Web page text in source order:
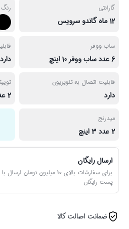
گارانتی
12 ماه گاندو سرویس
رنگ
ساب ووفر
6 عدد ساب ووفر 10 اینچ دارد
قابلیت اتصال به تلویزیون
دارد 2 عدد 1 اینچ
میدرنج
2 عدد 3 اینچ
ارسال رایگان
برای سفارشات بالای 10 میلیون تومان ارسال با
پست رایگان
ضمانت اصالت کالا